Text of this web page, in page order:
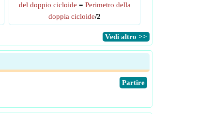
del doppio cicloide = Perimetro della
doppia cicloide/2
​Vedi altro >>
​Partire